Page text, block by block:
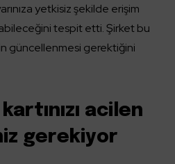
yetkisiz şekilde erişim
tespit etti. Şirket bu
güncellenmesi gerektiğini
acilen
gerekiyor